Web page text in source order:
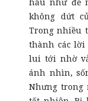
không dứt
Trong nhiều
thành các lời
lui tới nhờ
ánh nhìn,
Nhưng trong